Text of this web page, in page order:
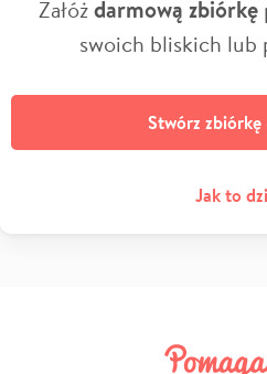
Załóżdarmową zbiórkę
swoich bliskich lub
Stwórz zbiórkę
Jak to